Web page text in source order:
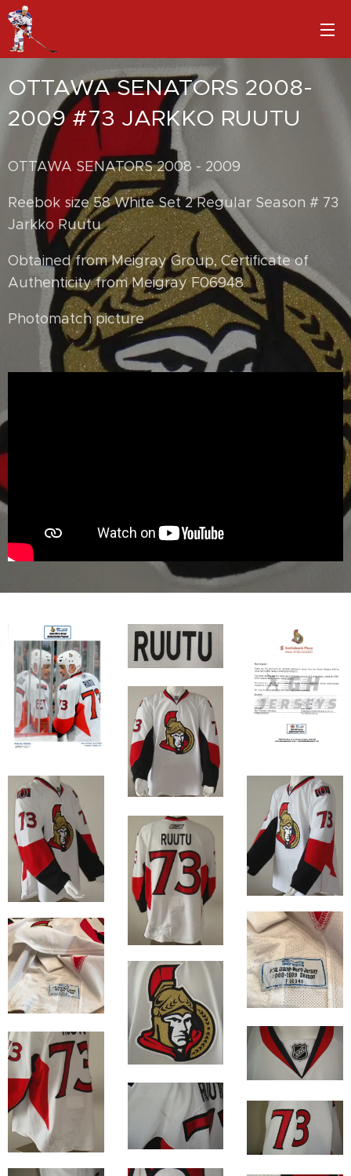
OTTAWA SENATORS 2008-
2009 #73 JARKKO RUUTU
OTTAWA SENATORS 2008 - 2009
Reebok size 58 White Set 2 Regular Season # 73
Jarkko Ruutu
Obtained from Meigray Group, Certificate of
Authenticity from Meigray F06948
Photomatch picture